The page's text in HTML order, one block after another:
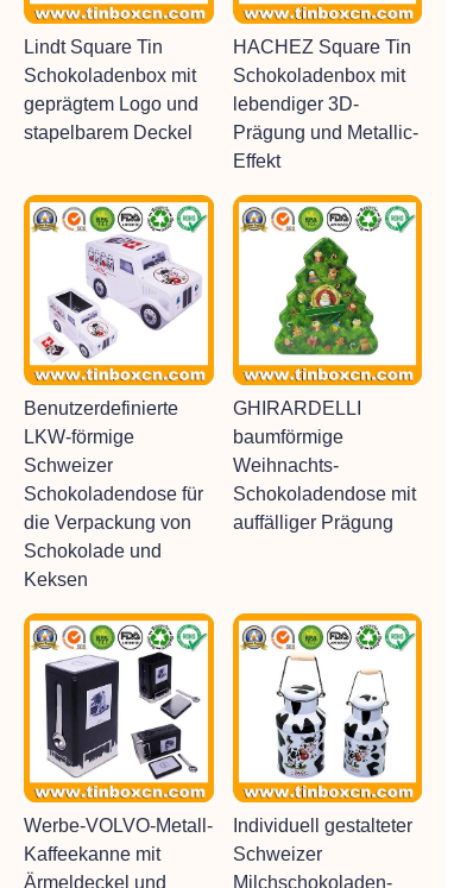
Lindt Square Tin
Schokoladenbox mit
geprägtem Logo und
stapelbarem Deckel
HACHEZ Square Tin
Schokoladenbox mit
lebendiger 3D-
Prägung und Metallic-
Effekt
Benutzerdefinierte
LKW-förmige
Schweizer
Schokoladendose für
die Verpackung von
Schokolade und
Keksen
GHIRARDELLI
baumförmige
Weihnachts-
Schokoladendose mit
auffälliger Prägung
Werbe-VOLVO-Metall-
Kaffeekanne mit
Ärmeldeckel und
Individuell gestalteter
Schweizer
Milchschokoladen-